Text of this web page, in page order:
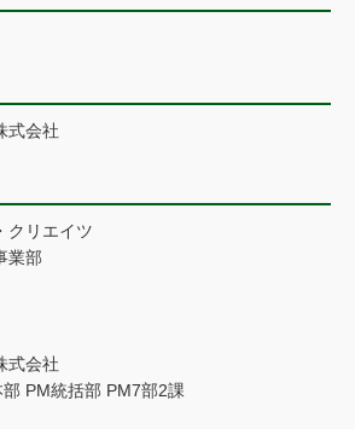
式会社
クリエイツ
業部
式会社
PM統括部 PM7部2課